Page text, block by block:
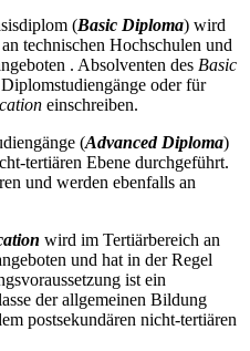
(Basic Diploma) wird
technischen Hochschulen und
. Absolventen des Basic
oder für
einschreiben.
(Advanced Diploma)
tertiären Ebene durchgeführt.
und werden ebenfalls an
wird im Tertiärbereich an
und hat in der Regel
ist ein
der allgemeinen Bildung
postsekundären nicht-tertiären